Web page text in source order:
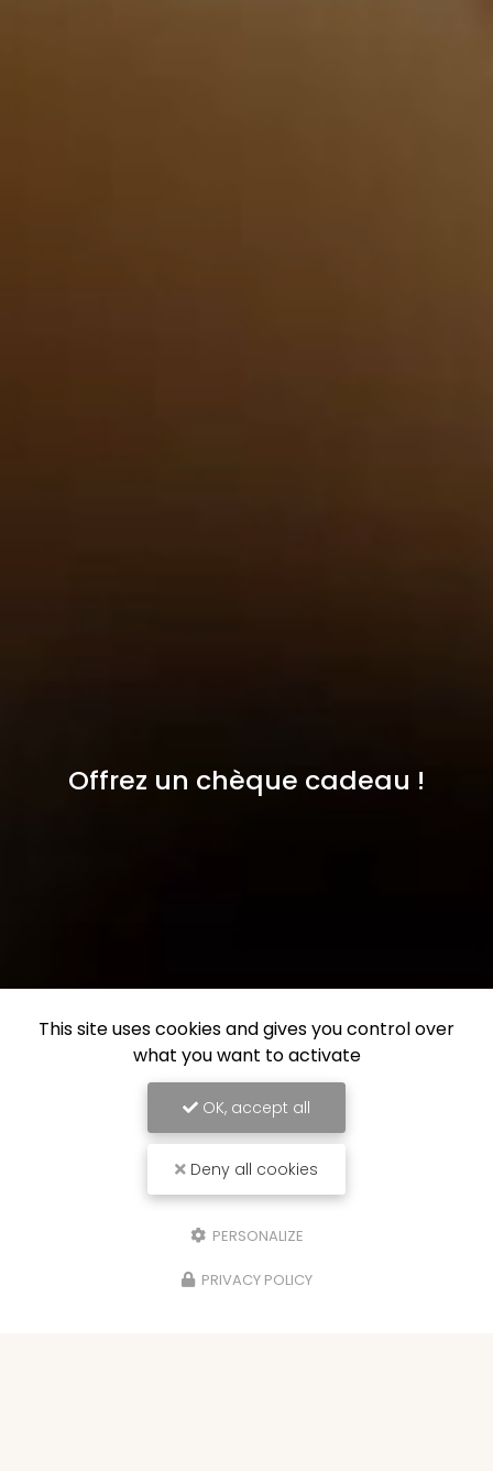
Offrez un chèque cadeau !
This site uses cookies and gives you control over
what you want to activate
OK, accept all
Deny all cookies
PERSONALIZE
PRIVACY POLICY